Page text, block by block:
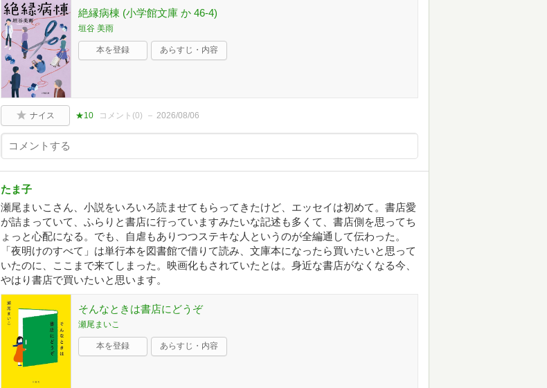
絶縁病棟 (小学館文庫 か 46-4)
垣谷 美雨
本を登録 あらすじ・内容
ナイス ★10 コメント(0) 2026/08/06
たま子
瀬尾まいこさん、小説をいろいろ読ませてもらってきたけど、エッセイは初めて。書店愛
が詰まっていて、ふらりと書店に行っていますみたいな記述も多くて、書店側を思ってち
ょっと心配になる。でも、自虐もありつつステキな人というのが全編通して伝わった。
「夜明けのすべて」は単行本を図書館で借りて読み、文庫本になったら買いたいと思って
いたのに、ここまで来てしまった。映画化もされていたとは。身近な書店がなくなる今、
やはり書店で買いたいと思います。
そんなときは書店にどうぞ
瀬尾まいこ
本を登録 あらすじ・内容